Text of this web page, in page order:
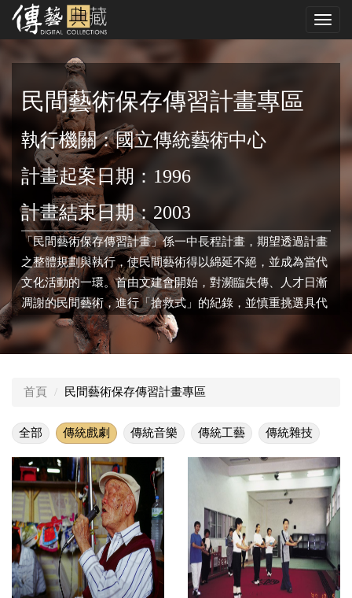
中
民間藝術保存傳習計畫專區
執行機關：國立傳統藝術中心
計畫起案日期：1996
計畫結束日期：2003
「民間藝術保存傳習計畫」係一中長程計畫，期望透過計畫
之整體規劃與執行，使民間藝術得以綿延不絕，並成為當代
文化活動的一環。首由文建會開始，對瀕臨失傳、人才日漸
凋謝的民間藝術，進行「搶救式」的紀錄，並慎重挑選具代
表性之民間藝人與團體，將其精湛技藝與知識傳承於世。民
國85年7月起這項計畫由國立傳統藝術中心承接，持續進行
本計畫以傳統戲劇、傳統音樂、傳統工藝以及傳統舞蹈與雜
透過專家學者的主持、參與，以田野調查與深入挖掘，建構
藝人的生命史，並藉傳習授藝的過程以影、音、文字與文物
整理等方式，記錄藝人精湛的技藝與容顏。
首頁 民間藝術保存傳習計畫專區
全部 傳統戲劇 傳統音樂 傳統工藝 傳統雜技